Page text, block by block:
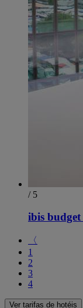
/ 5
ibis
〈
1
2
3
4
Ver tarifas de hotéis